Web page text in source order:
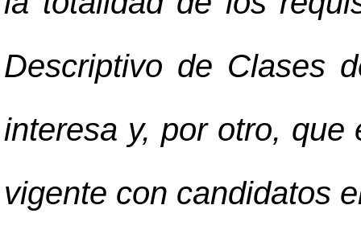
Descriptivo de Clases
interesa y, por otro, que
vigente con candidatos